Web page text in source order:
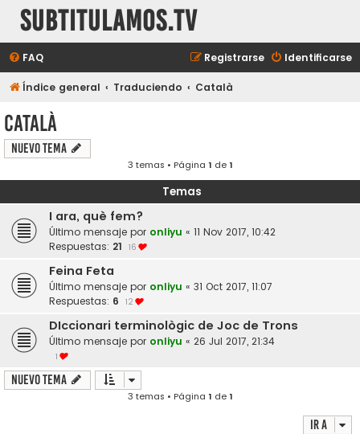
subtitulamos.tv
FAQ Identificarse
Registrarse
Índice general Traduciendo Català
Català
Nuevo Tema
3 temas • Página 1 de1
Temas
I ara, què fem?
Último mensaje por onliyu « 11 Nov 2017, 10:42
Respuestas: 21 16
Feina Feta
Último mensaje por onliyu « 31 Oct 2017, 11:07
Respuestas: 6 12
DIccionari terminològic de Joc de Trons
Último mensaje por onliyu « 26 Jul 2017, 21:34
1
Nuevo Tema
3 temas • Página 1 de1
Ir a